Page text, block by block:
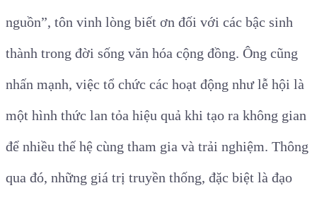
nguồn”, tôn vinh lòng biết ơn đối với các bậc sinh
thành trong đời sống văn hóa cộng đồng. Ông cũng
nhấn mạnh, việc tổ chức các hoạt động như lễ hội là
một hình thức lan tỏa hiệu quả khi tạo ra không gian
để nhiều thế hệ cùng tham gia và trải nghiệm. Thông
qua đó, những giá trị truyền thống, đặc biệt là đạo